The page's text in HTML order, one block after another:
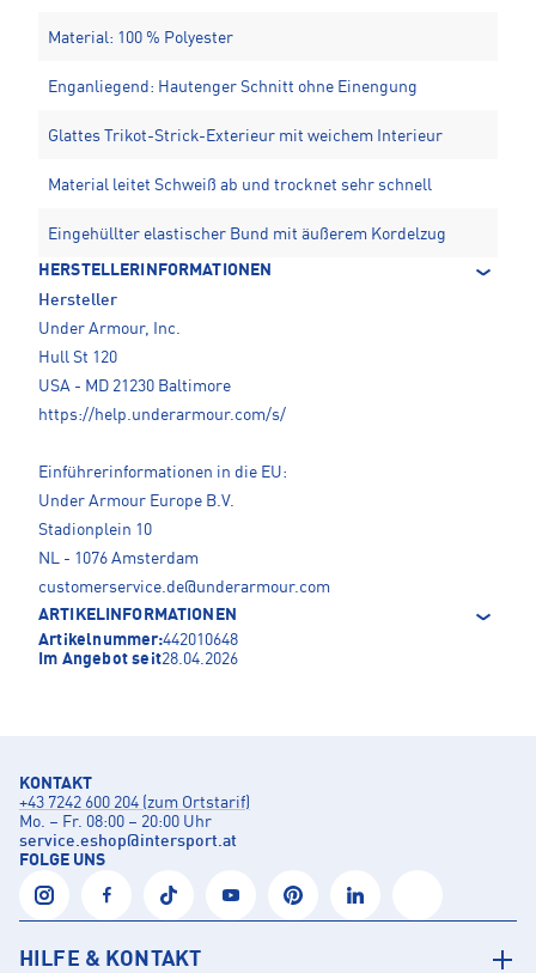
Material: 100 % Polyester
Enganliegend: Hautenger Schnitt ohne Einengung
Glattes Trikot-Strick-Exterieur mit weichem Interieur
Material leitet Schweiß ab und trocknet sehr schnell
Eingehüllter elastischer Bund mit äußerem Kordelzug
HERSTELLERINFORMATIONEN
Hersteller
Under Armour, Inc.
Hull St 120
USA - MD 21230 Baltimore
https://help.underarmour.com/s/
Einführerinformationen in die EU:
Under Armour Europe B.V.
Stadionplein 10
NL - 1076 Amsterdam
customerservice.de@underarmour.com
ARTIKELINFORMATIONEN
Artikelnummer:442010648
Im Angebot seit28.04.2026
KONTAKT
+43 7242 600 204 (zum Ortstarif)
Mo. – Fr. 08:00 – 20:00 Uhr
service.eshop@intersport.at
FOLGE UNS
HILFE & KONTAKT